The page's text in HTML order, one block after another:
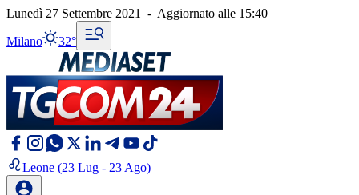
Lunedì 27 Settembre 2021 - Aggiornato alle 15:40
Milano 32°
Leone (23 Lug - 23 Ago)